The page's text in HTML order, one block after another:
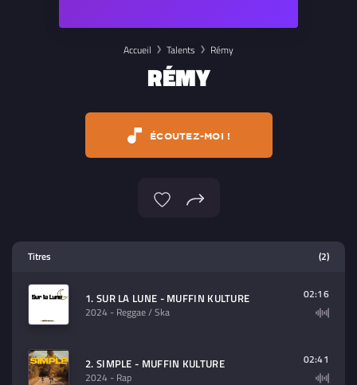
Accueil Talents Rémy
RÉMY
ÉCOUTEZ-MOI !
contenu à lire (audio/video)
Titres (2)
1. SUR LA LUNE - MUFFIN KULTURE
2024 - Reggae / Ska
02:16
2. SIMPLE - MUFFIN KULTURE
2024 - Rap
02:41